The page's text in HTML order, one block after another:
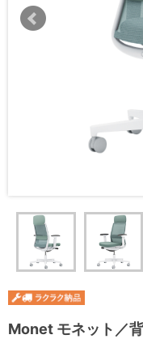
Monet モネット／